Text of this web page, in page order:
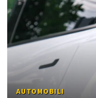
AUTOMOBILI